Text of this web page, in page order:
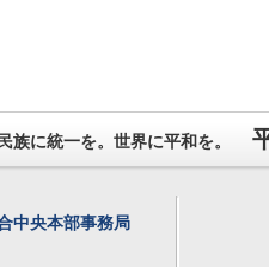
族に統一を。世界に平和を。
中央本部事務局